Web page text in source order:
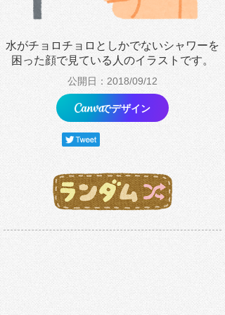
水がチョロチョロとしかでないシャワーを
困った顔で見ている人のイラストです。
公開日：2018/09/12
でデザイン